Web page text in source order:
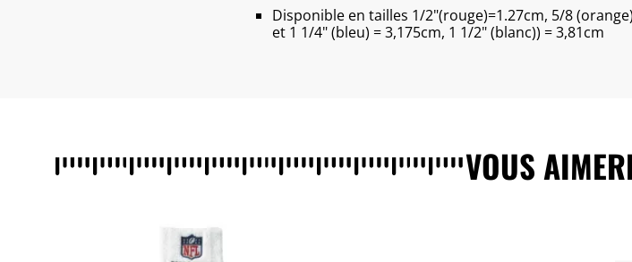
Disponible en tailles 1/2"(rouge)=1.27cm, 5/8
et 1 1/4" (bleu) = 3,175cm, 1 1/2" (blanc)) = 3,81cm
VOUS